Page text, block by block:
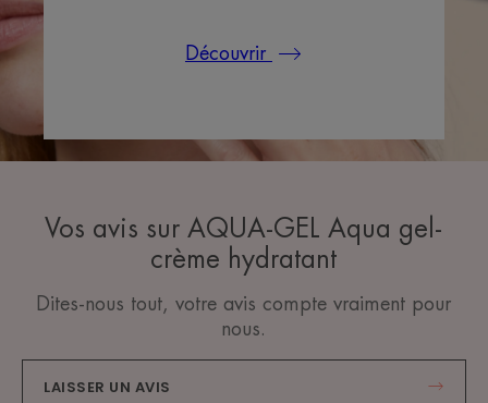
Découvrir
Vos avis sur AQUA-GEL Aqua gel-
crème hydratant
Dites-nous tout, votre avis compte vraiment pour
nous.
LAISSER UN AVIS